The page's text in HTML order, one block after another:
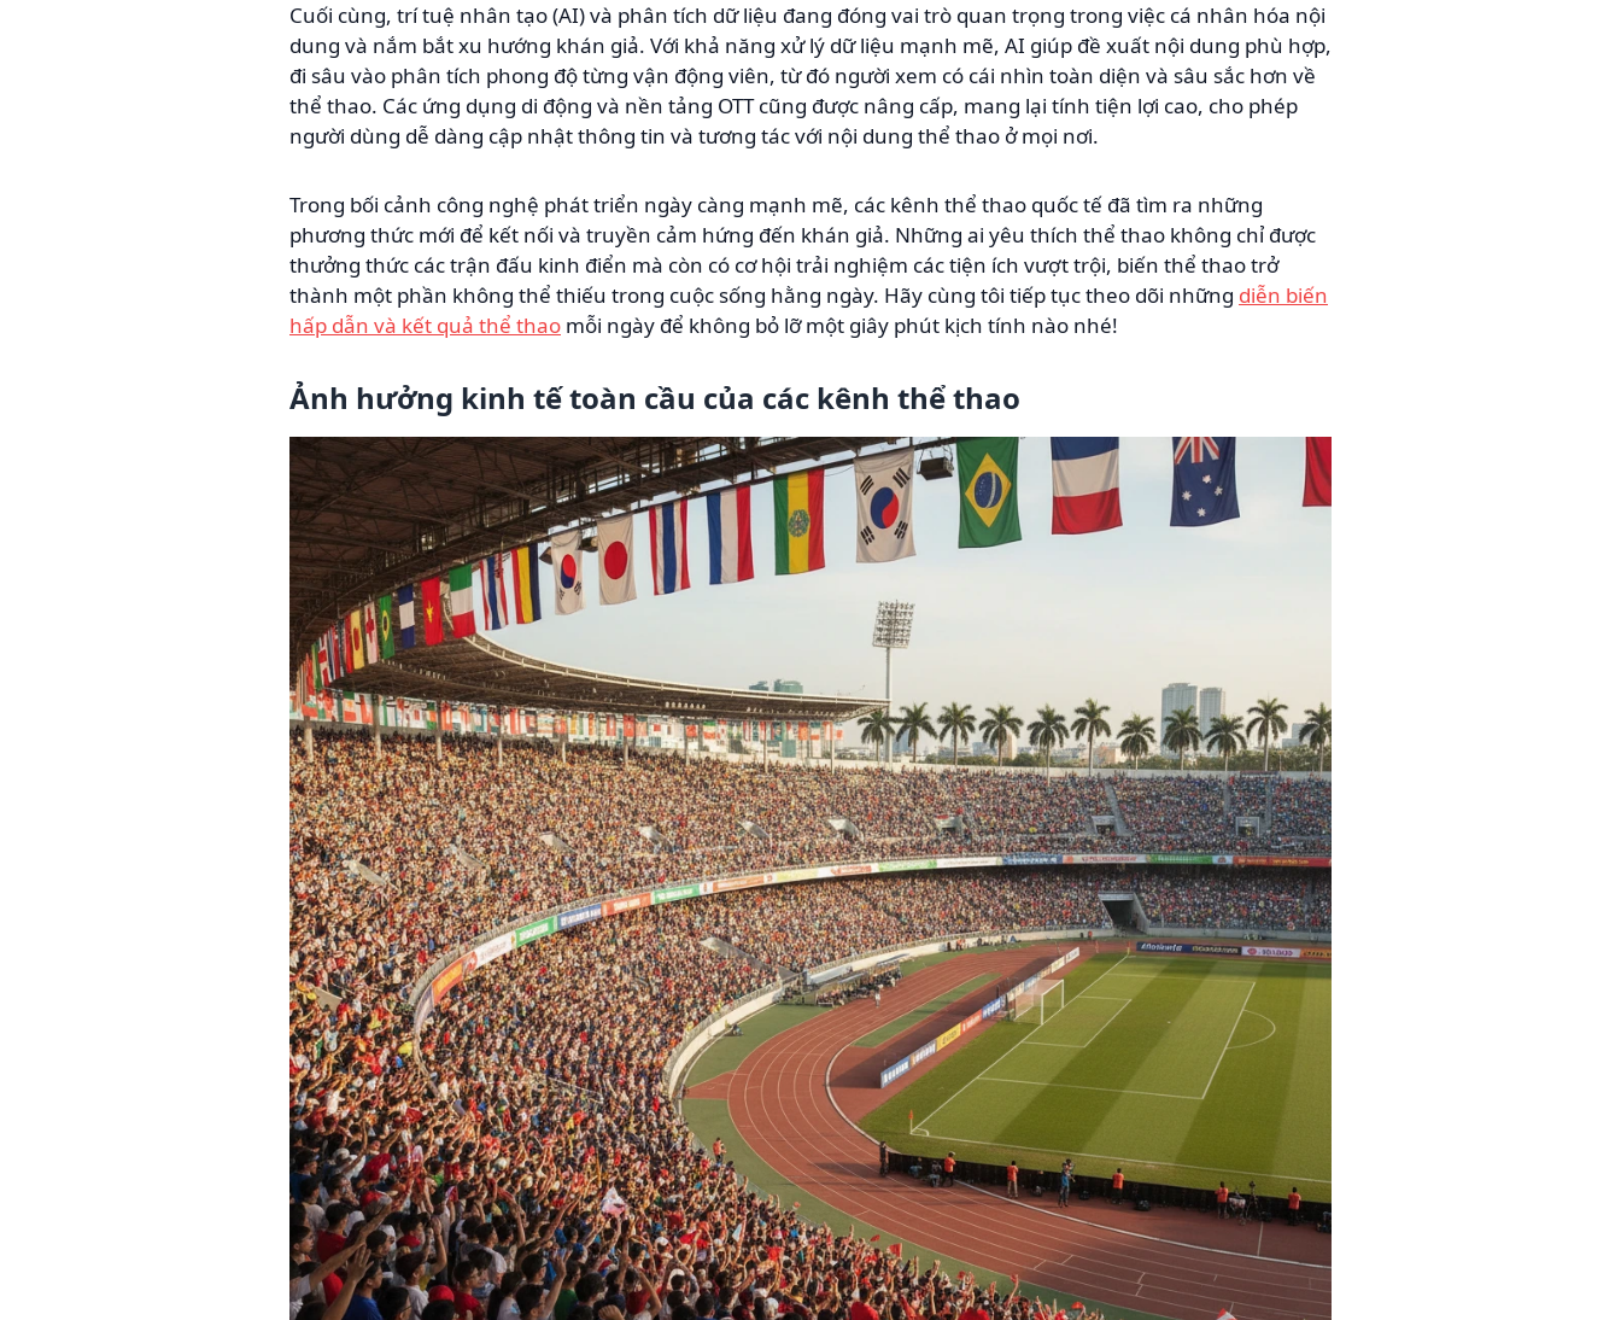
Cuối cùng, trí tuệ nhân tạo (AI) và phân tích dữ liệu đang đóng vai trò quan trọng trong việc cá nhân hóa nội
dung và nắm bắt xu hướng khán giả. Với khả năng xử lý dữ liệu mạnh mẽ, AI giúp đề xuất nội dung phù hợp,
đi sâu vào phân tích phong độ từng vận động viên, từ đó người xem có cái nhìn toàn diện và sâu sắc hơn về
thể thao. Các ứng dụng di động và nền tảng OTT cũng được nâng cấp, mang lại tính tiện lợi cao, cho phép
người dùng dễ dàng cập nhật thông tin và tương tác với nội dung thể thao ở mọi nơi.
Trong bối cảnh công nghệ phát triển ngày càng mạnh mẽ, các kênh thể thao quốc tế đã tìm ra những
phương thức mới để kết nối và truyền cảm hứng đến khán giả. Những ai yêu thích thể thao không chỉ được
thưởng thức các trận đấu kinh điển mà còn có cơ hội trải nghiệm các tiện ích vượt trội, biến thể thao trở
thành một phần không thể thiếu trong cuộc sống hằng ngày. Hãy cùng tôi tiếp tục theo dõi những diễn biến
hấp dẫn và kết quả thể thao mỗi ngày để không bỏ lỡ một giây phút kịch tính nào nhé!
Ảnh hưởng kinh tế toàn cầu của các kênh thể thao